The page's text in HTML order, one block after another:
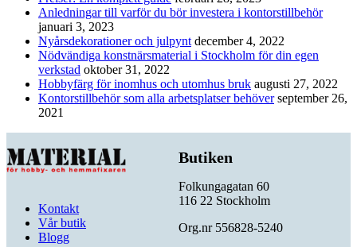
Anledningar till varför du bör investera i kontorstillbehör
januari 3, 2023
Nyårsdekorationer och julpynt december 4, 2022
Nödvändiga konstnärsmaterial i Stockholm för din egen
verkstad oktober 31, 2022
Hobbyfärg för inomhus och utomhus bruk augusti 27, 2022
Kontorstillbehör som alla arbetsplatser behöver september 26,
2021
Kontakt
Vår butik
Blogg
Butiken
Folkungagatan 60
116 22 Stockholm
Org.nr 556828-5240